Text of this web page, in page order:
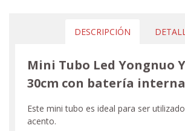
DESCRIPCIÓN
Mini Tubo Led Yongnuo
30cm con batería interna
Este mini tubo es ideal para ser
acento.